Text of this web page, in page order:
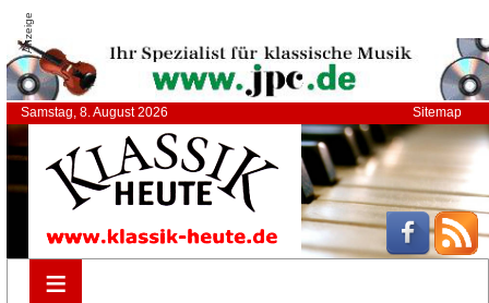
Anzeige
Samstag, 8. August 2026 Sitemap
≡
≡